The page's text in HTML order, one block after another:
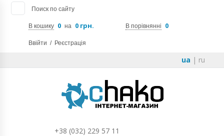
Поиск по сайту
В кошику 0 на 0 грн. В порівнянні 0
Ввійти / Реєстрація
ua | ru
+38 (032) 229 57 11